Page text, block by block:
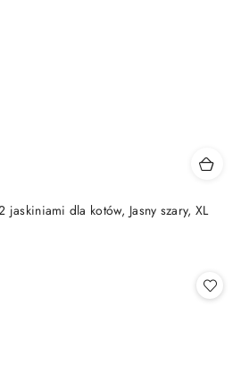
dla kotów, Jasny szary, XL